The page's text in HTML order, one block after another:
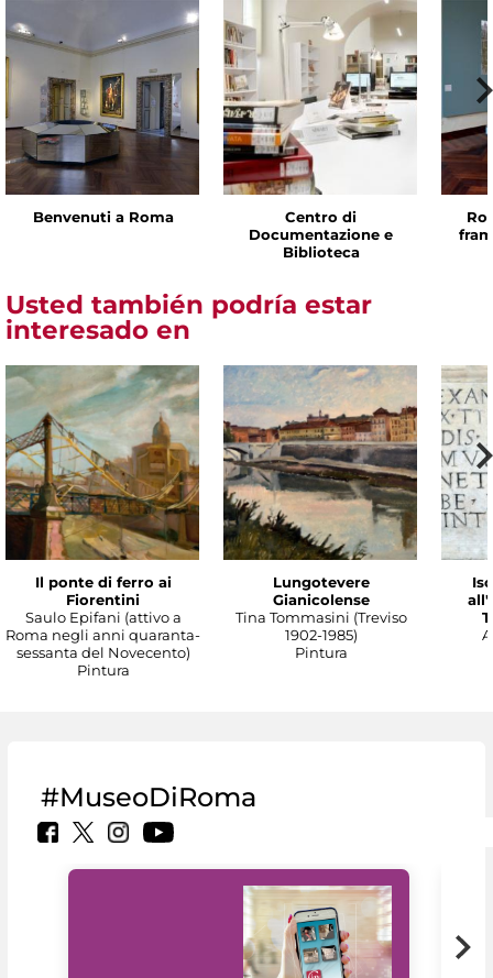
Benvenuti a Roma
Centro di
Documentazione e
Biblioteca
Usted también podría estar
interesado en
Il ponte di ferro ai
Fiorentini
Saulo Epifani (attivo a
Roma negli anni quaranta-
sessanta del Novecento)
Pintura
Lungotevere
Gianicolense
Tina Tommasini (Treviso
1902-1985)
Pintura
#MuseoDiRoma